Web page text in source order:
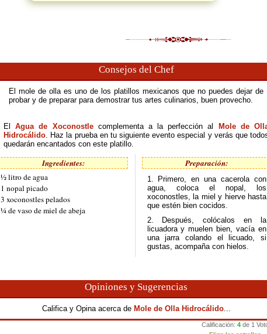
Consejos del Chef
El mole de olla es uno de los platillos mexicanos que no puedes dejar de
probar y de preparar para demostrar tus artes culinarios, buen provecho.
ElAgua de Xoconostlecomplementa a la perfección al
Mole de
Hidrocálido. Haz la prueba en tu siguiente evento especial y verás que
quedarán encantados con este platillo.
Ingredientes:
½ litro de agua
1 nopal picado
3 xoconostles pelados
¼ de vaso de miel de abeja
Preparación:
1. Primero, en una cacerola con
agua, coloca el nopal, los
xoconostles, la miel y hierve hasta
que estén bien cocidos.
2. Después, colócalos en la
licuadora y muelen bien, vacía en
una jarra colando el licuado, si
gustas, acompaña con hielos.
Opiniones y Sugerencias
Califica y Opina acerca de Mole de Olla Hidrocálido...